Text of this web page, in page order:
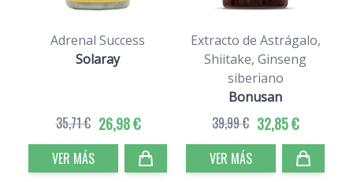
Adrenal Success
Solaray
26,98 €
35,71 €
VER MÁS
Extracto de Astrágalo,
Shiitake, Ginseng
siberiano
Bonusan
32,85 €
39,99 €
VER MÁS